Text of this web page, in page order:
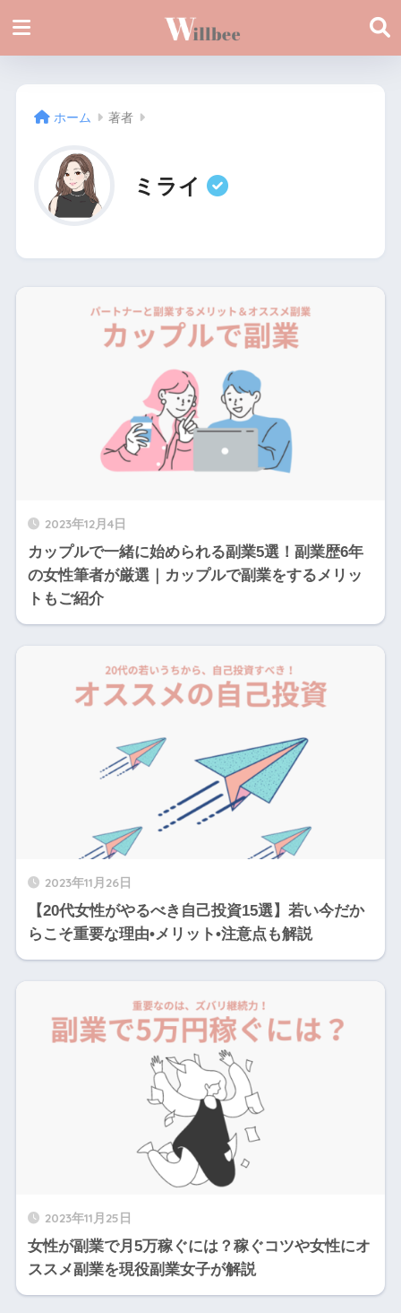
ホーム 著者
ミライ
2023年12月4日
カップルで一緒に始められる副業5選！副業歴6年
の女性筆者が厳選｜カップルで副業をするメリッ
トもご紹介
2023年11月26日
【20代女性がやるべき自己投資15選】若い今だか
らこそ重要な理由•メリット•注意点も解説
2023年11月25日
女性が副業で月5万稼ぐには？稼ぐコツや女性にオ
ススメ副業を現役副業女子が解説